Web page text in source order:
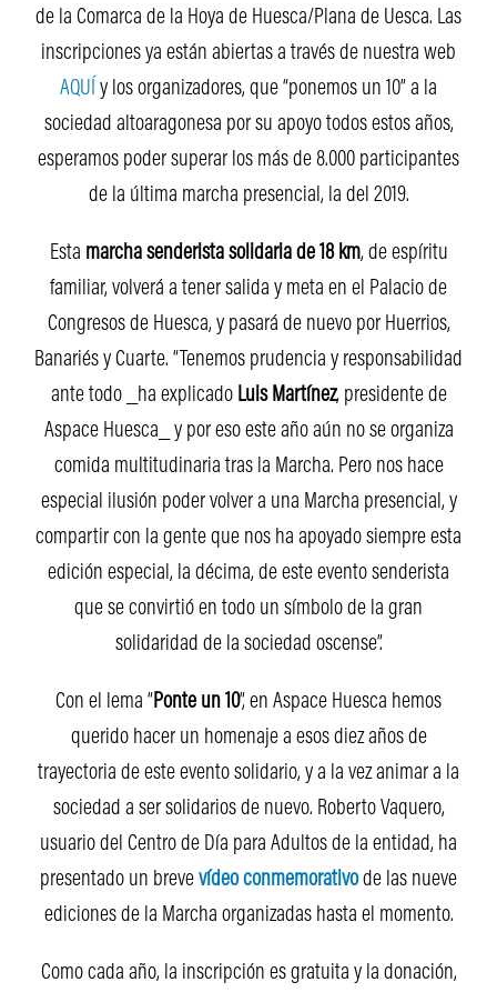
de la Comarca de la Hoya de Huesca/Plana de Uesca. Las
inscripciones ya están abiertas a través de nuestra web
AQUÍ y los organizadores, que “ponemos un 10” a la
sociedad altoaragonesa por su apoyo todos estos años,
esperamos poder superar los más de 8.000 participantes
de la última marcha presencial, la del 2019.
Esta marcha senderista solidaria de 18 km, de espíritu
familiar, volverá a tener salida y meta en el Palacio de
Congresos de Huesca, y pasará de nuevo por Huerrios,
Banariés y Cuarte. “Tenemos prudencia y responsabilidad
ante todo _ha explicadoLuis Martínez, presidente de
Aspace Huesca_ y por eso este año aún no se organiza
comida multitudinaria tras la Marcha. Pero nos hace
especial ilusión poder volver a una Marcha presencial, y
compartir con la gente que nos ha apoyado siempre esta
edición especial, la décima, de este evento senderista
que se convirtió en todo un símbolo de la gran
solidaridad de la sociedad oscense”.
Con el lema “Ponte un 10”, en Aspace Huesca hemos
querido hacer un homenaje a esos diez años de
trayectoria de este evento solidario, y a la vez animar a la
sociedad a ser solidarios de nuevo. Roberto Vaquero,
usuario del Centro de Día para Adultos de la entidad, ha
presentado un breve vídeo conmemorativode las nueve
ediciones de la Marcha organizadas hasta el momento.
Como cada año, la inscripción es gratuita y la donación,